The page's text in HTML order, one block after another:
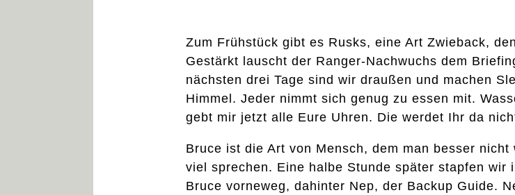
Zum Frühstück gibt es Rusks, eine Art Zwieback,
Gestärkt lauscht der Ranger-Nachwuchs dem
nächsten drei Tage sind wir draußen und machen
Himmel. Jeder nimmt sich genug zu essen mit.
gebt mir jetzt alle Eure Uhren. Die werdet Ihr da
Bruce ist die Art von Mensch, dem man besser
viel sprechen. Eine halbe Stunde später stapfen wir
Bruce vorneweg, dahinter Nep, der Backup Guide.